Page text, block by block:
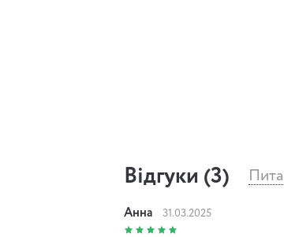
Відгуки (3)
Анна 31.03.2025